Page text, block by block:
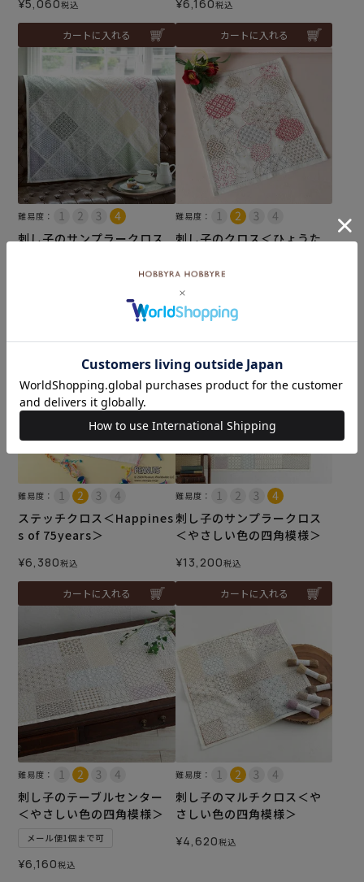
¥5,060税込
カートに入れる
¥6,160税込
カートに入れる
難易度：
刺し子のサンプラークロス
難易度：
刺し子のクロス＜ひょうた
カートに入れる
難易度：
ステッチクロス＜Happines
s of 75years＞
¥6,380税込
カートに入れる
難易度：
刺し子のサンプラークロス
＜やさしい色の四角模様＞
¥13,200税込
カートに入れる
難易度：
刺し子のテーブルセンター
＜やさしい色の四角模様＞
メール便1個まで可
¥6,160税込
難易度：
刺し子のマルチクロス＜や
さしい色の四角模様＞
¥4,620税込